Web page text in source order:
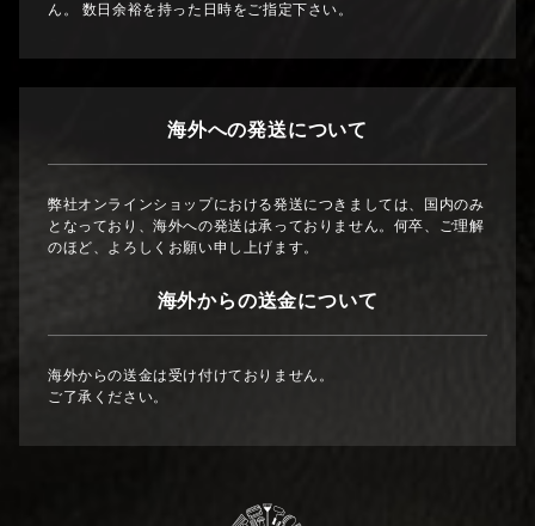
ん。 数日余裕を持った日時をご指定下さい。
海外への発送について
弊社オンラインショップにおける発送につきましては、国内のみ
となっており、海外への発送は承っておりません。何卒、ご理解
のほど、よろしくお願い申し上げます。
海外からの送金について
海外からの送金は受け付けておりません。
ご了承ください。